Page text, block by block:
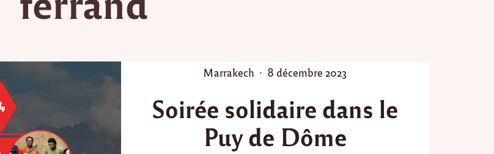
P
s
t
e
d
Marrakech
P
s
t
e
d
8 décembre 2023
Soirée solidaire dans le
Puy de Dôme